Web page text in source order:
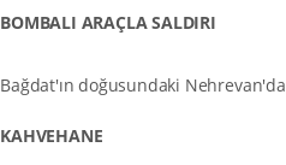
BOMBALI ARAÇLA SALDIRI
Bağdat'ın doğusundaki
KAHVEHANE